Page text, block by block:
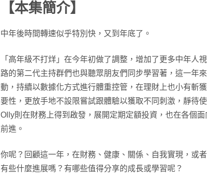
【本集簡介】
中年後時間轉速似乎特別快，又到年底了。
「高年級不打烊」在今年初做了調整，增加了更多中年人
路的第二代主持群們也與聽眾朋友們同步學習著，這一年
動，持續以數據化方式進行體重控管，在理財上也小有斬
要性，更放手地不設限嘗試跟體驗以獲取不同刺激，靜待
Olly則在財務上得到啟發，展開定期定額投資，也在各個
前進。
你呢？回顧這一年，在財務、健康、關係、自我實現，或
有些什麼進展嗎？有哪些值得分享的成長或學習呢？